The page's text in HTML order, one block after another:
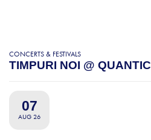
CONCERTS & FESTIVALS
TIMPURI NOI @ QUANTIC
07
AUG 26